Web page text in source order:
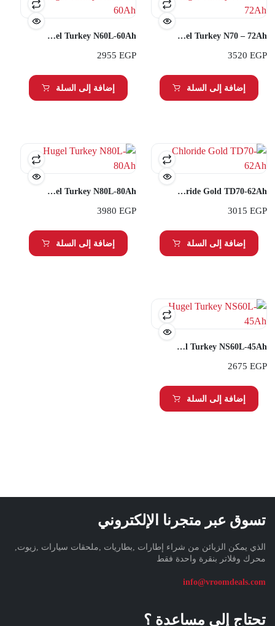
Hugel Turkey N70 – 72Ah
3520 EGP
إضافة إلى السلة
Hugel Turkey N60L-60Ah
2955 EGP
إضافة إلى السلة
Chloride Gold TD70-62Ah
3015 EGP
إضافة إلى السلة
Hugel Turkey N80L-80Ah
3980 EGP
إضافة إلى السلة
Hugel Turkey NS60L-45Ah
2675 EGP
إضافة إلى السلة
تسوق عبر متجرنا الإلكتروني
الذي يمكن الزبائن من شراء إطارات ,بطاريات ,ملحقات سيارات ,زيوت,
محرك وفلاتر بنقرة واحدة فقط
info@vroomdeals.com
تحتاج إلى مساعدة ؟